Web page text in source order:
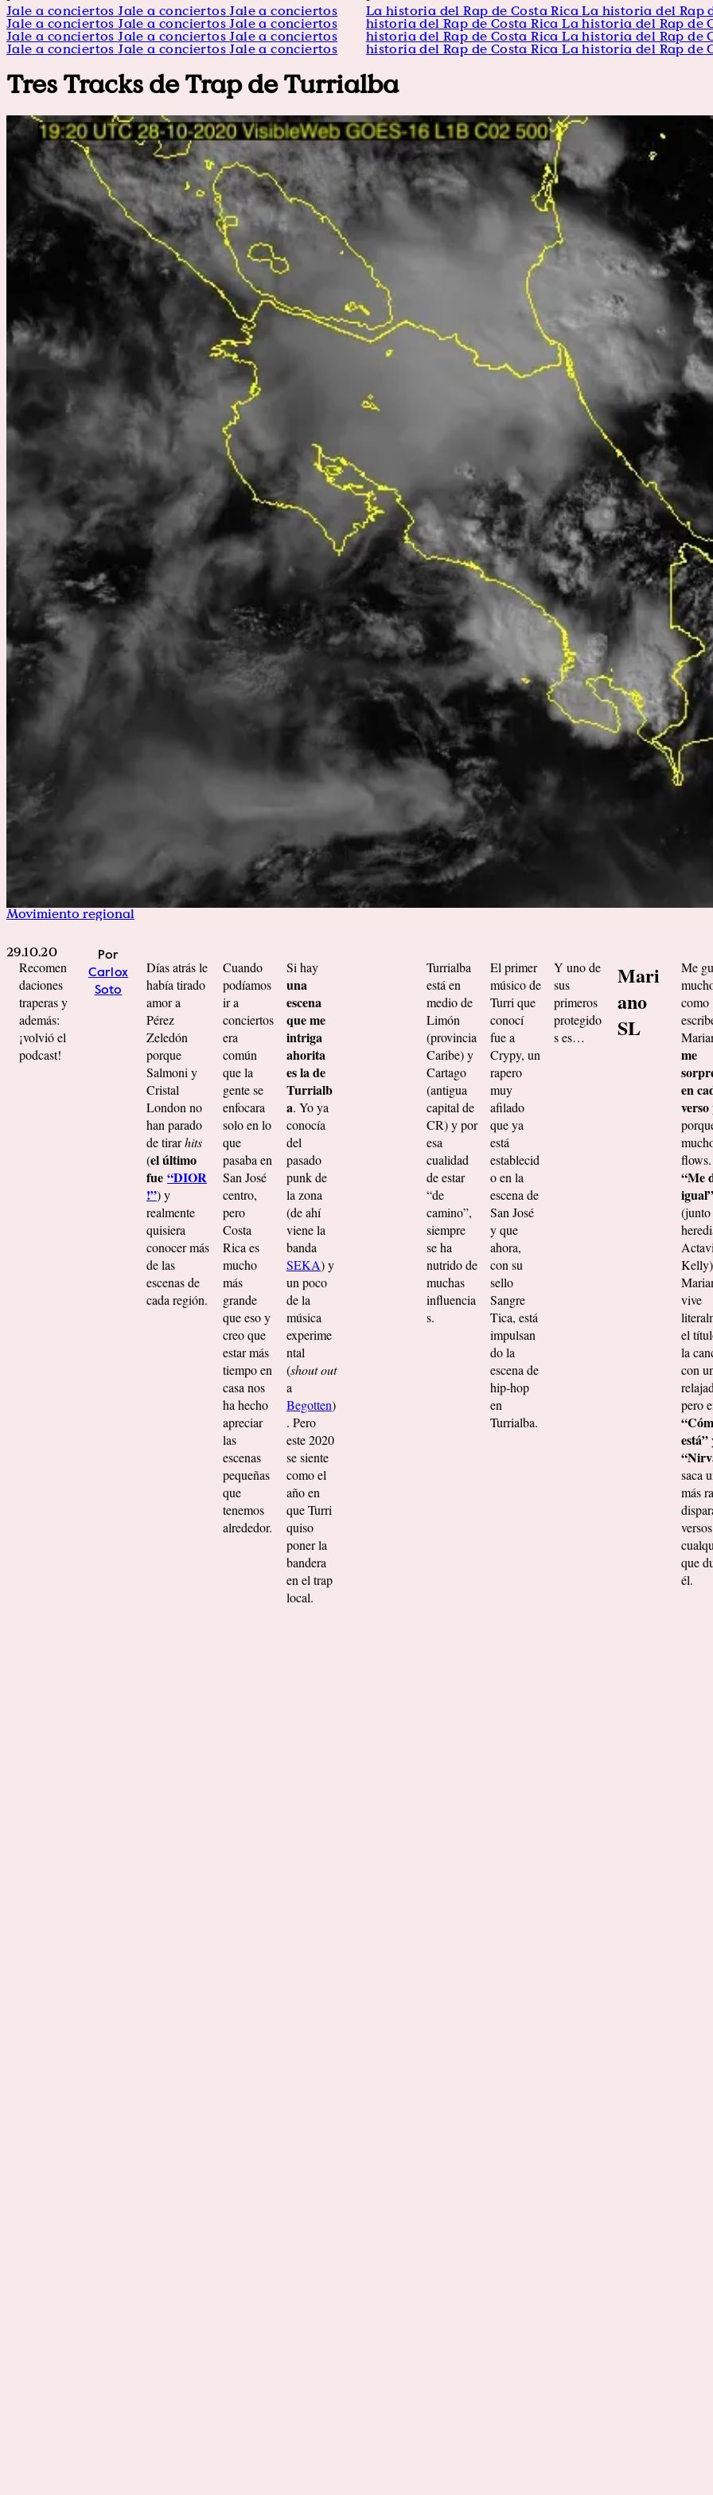
Jale a conciertos Jale a conciertos Jale a conciertos
Jale a conciertos Jale a conciertos Jale a conciertos
Jale a conciertos Jale a conciertos Jale a conciertos
Jale a conciertos Jale a conciertos Jale a conciertos
La historia del Rap de Costa Rica La historia del Rap
historia del Rap de Costa Rica La historia del Rap de
historia del Rap de Costa Rica La historia del Rap de
historia del Rap de Costa Rica La historia del Rap de
Tres Tracks de Trap de Turrialba
Movimiento regional
29.10.20
Recomen
daciones
traperas y
además:
¡volvió el
podcast!
Por
Carlox
Soto
Días atrás le
había tirado
amor a
Pérez
Zeledón
porque
Salmoni y
Cristal
London no
han parado
de tirarhits
(el último
fue “DIOR
!”) y
realmente
quisiera
conocer más
de las
escenas de
cada región.
Cuando
podíamos
ir a
conciertos
era
común
que la
gente se
enfocara
solo en lo
que
pasaba en
San José
centro,
pero
Costa
Rica es
mucho
más
grande
que eso y
creo que
estar más
tiempo en
casa nos
ha hecho
apreciar
las
escenas
pequeñas
que
tenemos
alrededor.
Si hay
una
escena
que me
intriga
ahorita
es la de
Turrialb
a. Yo ya
conocía
del
pasado
punk de
la zona
(de ahí
viene la
banda
SEKA) y
un poco
de la
música
experime
ntal
(shout out
a
Begotten)
. Pero
este 2020
se siente
como el
año en
que Turri
quiso
poner la
bandera
en el trap
local.
Turrialba
está en
medio de
Limón
(provincia
Caribe) y
Cartago
(antigua
capital de
CR) y por
esa
cualidad
de estar
“de
camino”,
siempre
se ha
nutrido de
muchas
influencia
s.
El primer
músico de
Turri que
conocí
fue a
Crypy, un
rapero
muy
afilado
que ya
está
establecid
o en la
escena de
San José
y que
ahora,
con su
sello
Sangre
Tica, está
impulsan
do la
escena de
hip-hop
en
Turrialba.
Y uno de
sus
primeros
protegido
s es…
Mari
ano
SL
Me
como
me
en
verso
“Me
igual”
(junto
Kelly)
vive
el
la
con
pero
está”
saca
más
que
él.